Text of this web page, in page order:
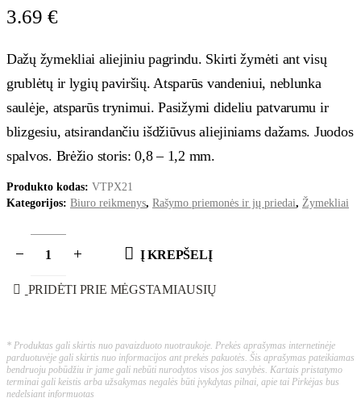
3.69 €
Dažų žymekliai aliejiniu pagrindu. Skirti žymėti ant visų
grublėtų ir lygių paviršių. Atsparūs vandeniui, neblunka
saulėje, atsparūs trynimui. Pasižymi dideliu patvarumu ir
blizgesiu, atsirandančiu išdžiūvus aliejiniams dažams. Juodos
spalvos. Brėžio storis: 0,8 – 1,2 mm.
Produkto kodas: VTPX21
Kategorijos: Biuro reikmenys, Rašymo priemonės ir jų priedai, Žymekliai
Į KREPŠELĮ
PRIDĖTI PRIE MĖGSTAMIAUSIŲ
* Produktas gali skirtis nuo pavaizduoto nuotraukoje. Prekės aprašymas internetinėje
parduotuvėje gali skirtis nuo informacijos ant prekės pakuotės. Šis aprašymas pateikiamas
bendruoju pobūdžiu ir jame gali nebūti nurodytos visos jos savybės. Kartais pristatymo
terminai gali keistis arba užsakymas negalės būti įvykdytas pilnai, apie tai Pirkėjas bus
nedelsiant informuotas